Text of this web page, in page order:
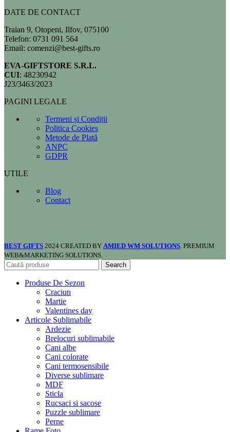
DATE DE CONTACT
Traian 9, Otopeni, Ilfov, 075100
Telefon: 0731 091 564
Email: comenzi@best-gifts.ro
EVA-GIFTSTORE S.R.L.
CUI: 48230942
J23/3463/2023
PAGINI LEGALE
Termeni și Condiții
Politica Cookies
Metode de Plată
ANPC
GDPR
UTILE
Blog
Contact
BEST GIFTS 2024 CREATED BY AMIED WM SOLUTIONS. PREMIUM
WEB&MARKETING SOLUTIONS.
Search
Produse De Sezon
Craciun
Martie
Valentines day
Articole Sublimabile
Ardezie
Brelocuri sublimabile
Cani albe
Cani colorate
Cani termosensibile
Diverse sublimare
MDF
Sticla
Rucsaci si sacose
Puzzle sublimare
Perne